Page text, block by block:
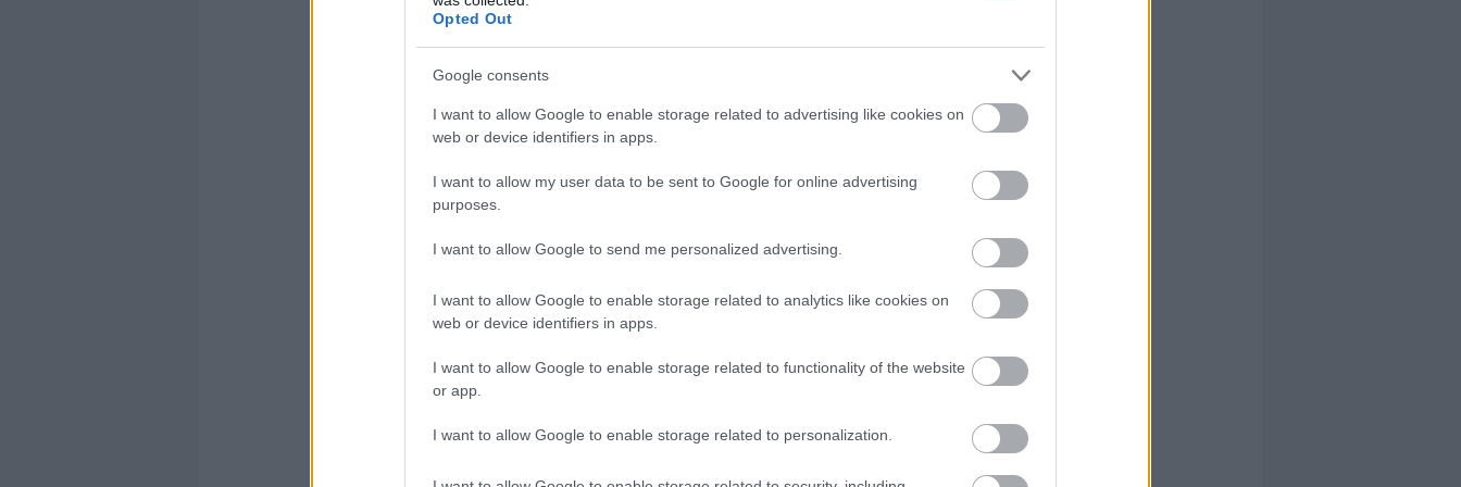
Opted Out
Google consents
I want to allow Google to enable storage related to advertising like cookies on
web or device identifiers in apps.
I want to allow my user data to be sent to Google for online advertising
purposes.
I want to allow Google to send me personalized advertising.
I want to allow Google to enable storage related to analytics like cookies on
web or device identifiers in apps.
I want to allow Google to enable storage related to functionality of the website
or app.
I want to allow Google to enable storage related to personalization.
párhuzamosan javát, flashet és javascriptet (javascript+flash tuti szaggat)
valószínűleg, ehhez képest a "vékony" os talán háttértár méretében jelenthet
kb 1-4 GB megtakarítást, ill ideális esetben a háttértár hagyható el.
Ha innen nézem, akkor a táblagépekre pakolt Android sokkal érdekesebb,
mint a netbookokra tett Chrome OS.
Válasz erre